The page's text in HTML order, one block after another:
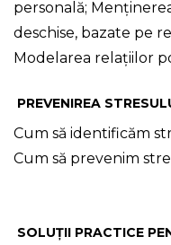
personală;
deschise, bazate pe
Modelarea relațiilor
PREVENIREA
Cum să identificăm
Cum să prevenim
SOLUȚII PRACTICE